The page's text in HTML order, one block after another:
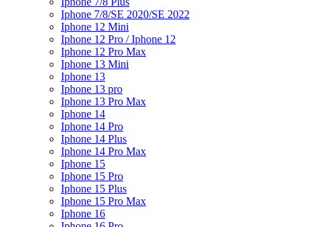
Iphone 7/8/SE 2020/SE 2022
Iphone 12 Mini
Iphone 12 Pro / Iphone 12
Iphone 12 Pro Max
Iphone 13 Mini
Iphone 13
Iphone 13 pro
Iphone 13 Pro Max
Iphone 14
Iphone 14 Pro
Iphone 14 Plus
Iphone 14 Pro Max
Iphone 15
Iphone 15 Pro
Iphone 15 Plus
Iphone 15 Pro Max
Iphone 16